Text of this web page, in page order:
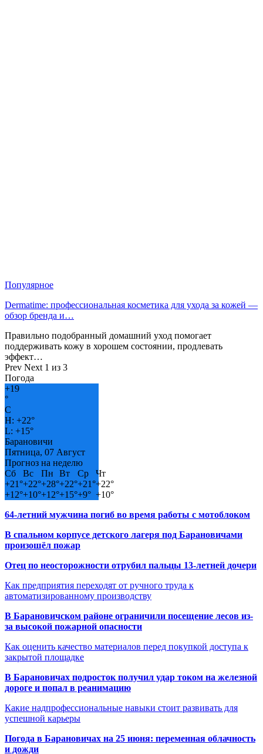
Популярное
Dermatime: профессиональная косметика для ухода за кожей —
обзор бренда и…
Правильно подобранный домашний уход помогает
поддерживать кожу в хорошем состоянии, продлевать
эффект…
Prev Next 1 из 3
Погода
+19
°
C
H: +22°
L: +15°
Барановичи
Пятница, 07 Август
Прогноз на неделю
Сб
Вс Пн Вт Ср
Чт
+21°+22°+28°+22°+21°+22°
+12°+10°+12°+15°+9° +10°
64-летний мужчина погиб во время работы с мотоблоком
В спальном корпусе детского лагеря под Барановичами
произошёл пожар
Отец по неосторожности отрубил пальцы 13-летней дочери
Как предприятия переходят от ручного труда к
автоматизированному производству
В Барановичском районе ограничили посещение лесов из-
за высокой пожарной опасности
Как оценить качество материалов перед покупкой доступа к
закрытой площадке
В Барановичах подросток получил удар током на железной
дороге и попал в реанимацию
Какие надпрофессиональные навыки стоит развивать для
успешной карьеры
Погода в Барановичах на 25 июня: переменная облачность
и дожди